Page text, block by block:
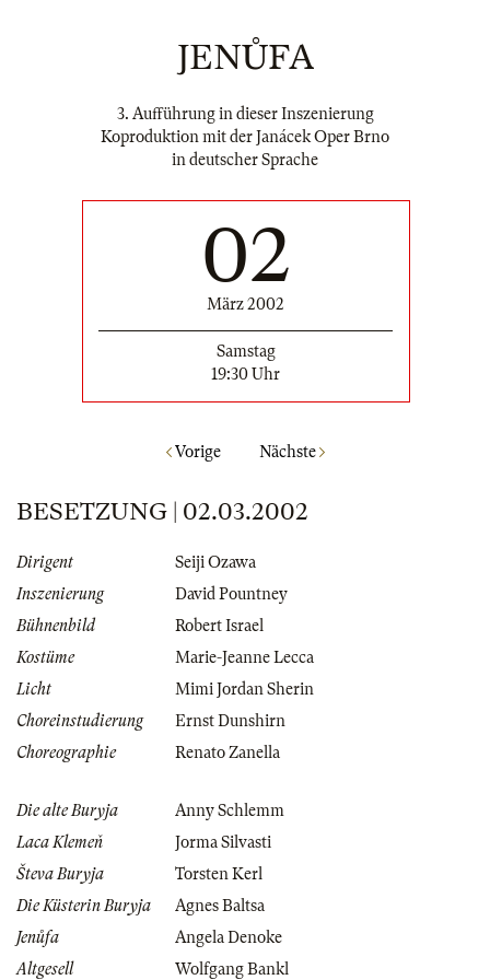
JENŮFA
3. Aufführung in dieser Inszenierung
Koproduktion mit der Janácek Oper Brno
in deutscher Sprache
02
März 2002
Samstag
19:30 Uhr
Vorige Nächste
BESETZUNG | 02.03.2002
Dirigent
Seiji Ozawa
Inszenierung
David Pountney
Bühnenbild
Robert Israel
Kostüme
Marie-Jeanne Lecca
Licht
Mimi Jordan Sherin
Choreinstudierung
Ernst Dunshirn
Choreographie
Renato Zanella
Die alte Buryja
Anny Schlemm
Laca Klemeň
Jorma Silvasti
Števa Buryja
Torsten Kerl
Die Küsterin Buryja
Agnes Baltsa
Jenůfa
Angela Denoke
Altgesell
Wolfgang Bankl